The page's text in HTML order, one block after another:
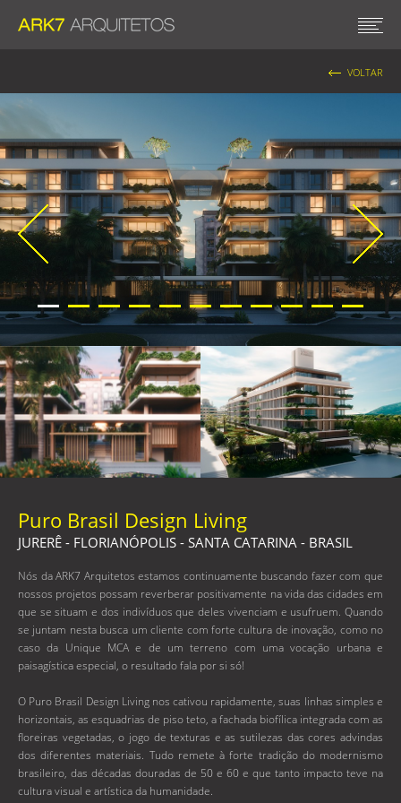
VOLTAR
Puro Brasil Design Living
JURERÊ - FLORIANÓPOLIS - SANTA CATARINA - BRASIL
Nós da ARK7 Arquitetos estamos continuamente buscando fazer com que
nossos projetos possam reverberar positivamente na vida das cidades em
que se situam e dos indivíduos que deles vivenciam e usufruem. Quando
se juntam nesta busca um cliente com forte cultura de inovação, como no
caso da Unique MCA e de um terreno com uma vocação urbana e
paisagística especial, o resultado fala por si só!
O Puro Brasil Design Living nos cativou rapidamente, suas linhas simples e
horizontais, as esquadrias de piso teto, a fachada biofílica integrada com as
floreiras vegetadas, o jogo de texturas e as sutilezas das cores advindas
dos diferentes materiais. Tudo remete à forte tradição do modernismo
brasileiro, das décadas douradas de 50 e 60 e que tanto impacto teve na
cultura visual e artística da humanidade.